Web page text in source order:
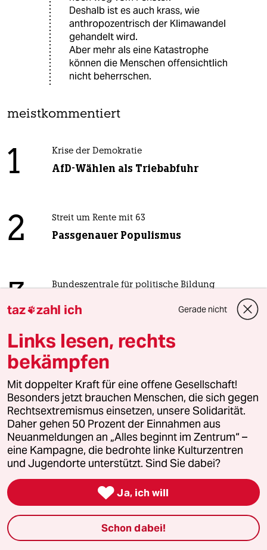
Deshalb ist es auch krass, wie
anthropozentrisch der Klimawandel
gehandelt wird.
Aber mehr als eine Katastrophe
können die Menschen offensichtlich
nicht beherrschen.
meistkommentiert
1 Krise der Demokratie
AfD-Wählen als Triebabfuhr
2 Streit um Rente mit 63
Passgenauer Populismus
3 Bundeszentrale für politische Bildung
Zurück zu den antikommunistischen
Wurzeln
4 Drohnenvorfall am Leipziger Flughafen
Das Zeitalter der elektronischen
Kriegsführung
5 Unfall von CDU-Abgeordnetem
Thomas Bareiß crasht bei voller
Dröhnung
6 Nein zum Zivildienst
Hinterlistiger Schritt der
Bundesregierung
taz zahl ich Gerade nicht
Links lesen, rechts
bekämpfen
Mit doppelter Kraft für eine offene Gesellschaft!
Besonders jetzt brauchen Menschen, die sich gegen
Rechtsextremismus einsetzen, unsere Solidarität.
Daher gehen 50 Prozent der Einnahmen aus
Neuanmeldungen an „Alles beginnt im Zentrum“ –
eine Kampagne, die bedrohte linke Kulturzentren
und Jugendorte unterstützt. Sind Sie dabei?
 Ja, ich will
Schon dabei!